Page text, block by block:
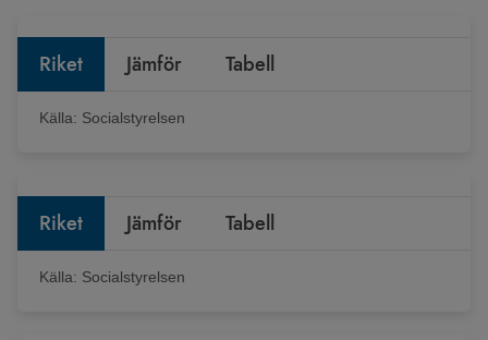
Riket Jämför Tabell
Källa: Socialstyrelsen
Riket Jämför Tabell
Källa: Socialstyrelsen